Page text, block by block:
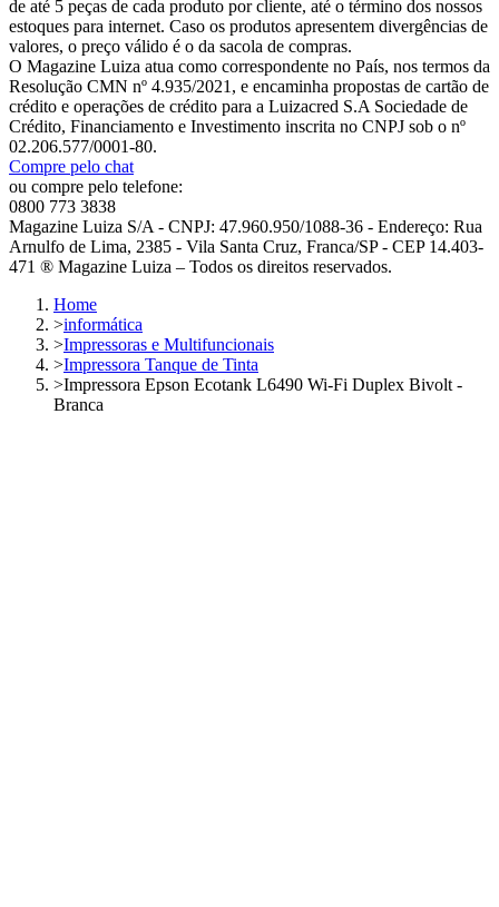
de até 5 peças de cada produto por cliente, até o término dos nossos
estoques para internet. Caso os produtos apresentem divergências de
valores, o preço válido é o da sacola de compras.
O Magazine Luiza atua como correspondente no País, nos termos da
Resolução CMN nº 4.935/2021, e encaminha propostas de cartão de
crédito e operações de crédito para a Luizacred S.A Sociedade de
Crédito, Financiamento e Investimento inscrita no CNPJ sob o nº
02.206.577/0001-80.
Compre pelo chat
ou compre pelo telefone:
0800 773 3838
Magazine Luiza S/A - CNPJ: 47.960.950/1088-36 - Endereço: Rua
Arnulfo de Lima, 2385 - Vila Santa Cruz, Franca/SP - CEP 14.403-
471 ® Magazine Luiza – Todos os direitos reservados.
Home
>informática
>Impressoras e Multifuncionais
>Impressora Tanque de Tinta
>Impressora Epson Ecotank L6490 Wi-Fi Duplex Bivolt -
Branca